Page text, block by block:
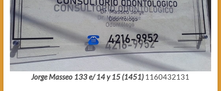
Jorge Masseo 133 e/ 14 y 15 (1451) 1160432131